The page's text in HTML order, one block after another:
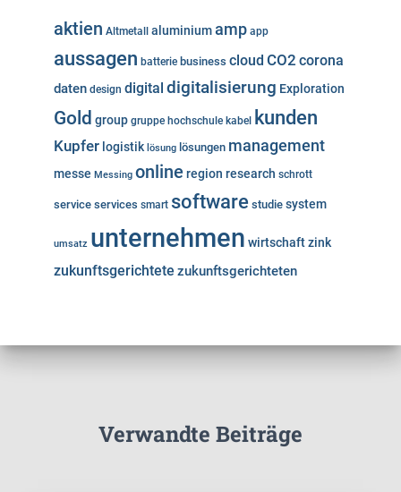
aktien Altmetall aluminiumamp app
aussagen batterie business cloud CO2 corona
daten design digital digitalisierung Exploration
Gold group gruppe hochschule kabel kunden
Kupfer logistik lösung lösungen management
messe Messing online region research schrott
service services smart software studie system
umsatz unternehmen wirtschaftzink
zukunftsgerichtete zukunftsgerichteten
Verwandte Beiträge